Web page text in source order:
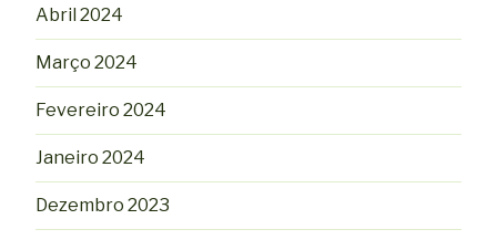
Abril 2024
Março 2024
Fevereiro 2024
Janeiro 2024
Dezembro 2023